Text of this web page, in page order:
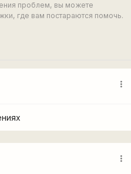
проблем, вы можете
где вам постараются помочь.
more_vert
more_vert